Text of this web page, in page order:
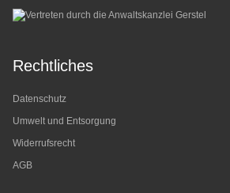
Rechtliches
Datenschutz
Umwelt und Entsorgung
Widerrufsrecht
AGB